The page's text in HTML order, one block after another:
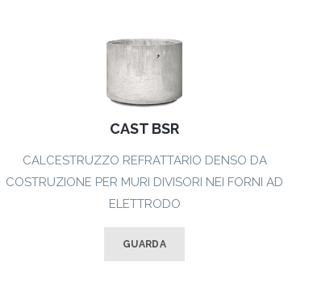
CAST BSR
CALCESTRUZZO REFRATTARIO DENSO DA
COSTRUZIONE PER MURI DIVISORI NEI FORNI AD
ELETTRODO
GUARDA